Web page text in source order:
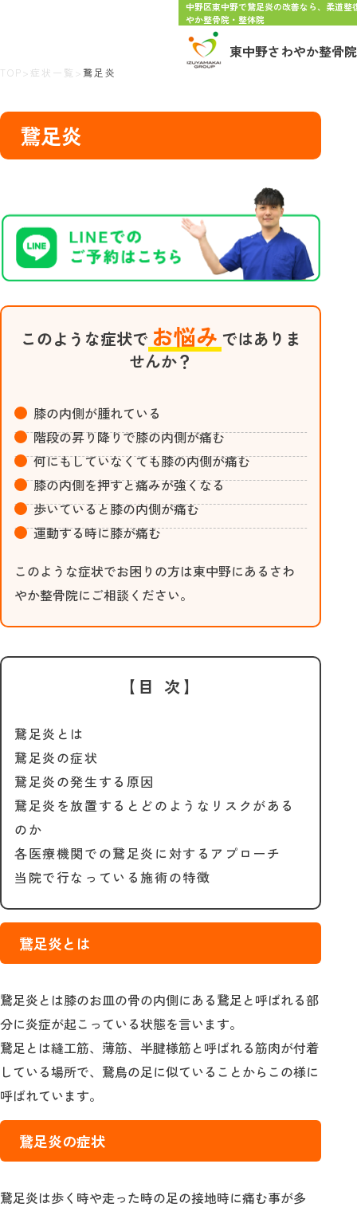
中野区東中野で鵞足炎の改善なら、柔道
やか整骨院・整体院
東中野さわやか整骨院
TOP> 症状一覧 >鵞足炎
鵞足炎
このような症状で お悩み ではありま
せんか？
膝の内側が腫れている
階段の昇り降りで膝の内側が痛む
何にもしていなくても膝の内側が痛む
膝の内側を押すと痛みが強くなる
歩いていると膝の内側が痛む
運動する時に膝が痛む
このような症状でお困りの方は東中野にあるさわ
やか整骨院にご相談ください。
【目 次】
鵞足炎とは
鵞足炎の症状
鵞足炎の発生する原因
鵞足炎を放置するとどのようなリスクがある
のか
各医療機関での鵞足炎に対するアプローチ
当院で行なっている施術の特徴
鵞足炎とは
鵞足炎とは膝のお皿の骨の内側にある鵞足と呼ばれる部
分に炎症が起こっている状態を言います。
鵞足とは縫工筋、薄筋、半腱様筋と呼ばれる筋肉が付着
している場所で、鵞鳥の足に似ていることからこの様に
呼ばれています。
鵞足炎の症状
鵞足炎は歩く時や走った時の足の接地時に痛む事が多